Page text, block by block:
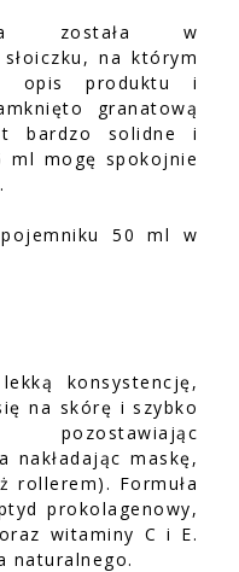
została w
na którym
opis produktu i
granatową
bardzo solidne i
ml mogę spokojnie
50 ml w
konsystencję,
na skórę i szybko
maskę,
rollerem). Formuła
prokolagenowy,
witaminy C i E.
naturalnego.